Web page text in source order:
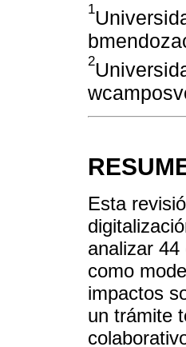
1
2
Esta
analizar
como
impactos
un trámite